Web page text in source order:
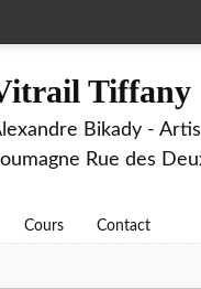
Tiffany
Bikady -
Rue des
Cours Contact